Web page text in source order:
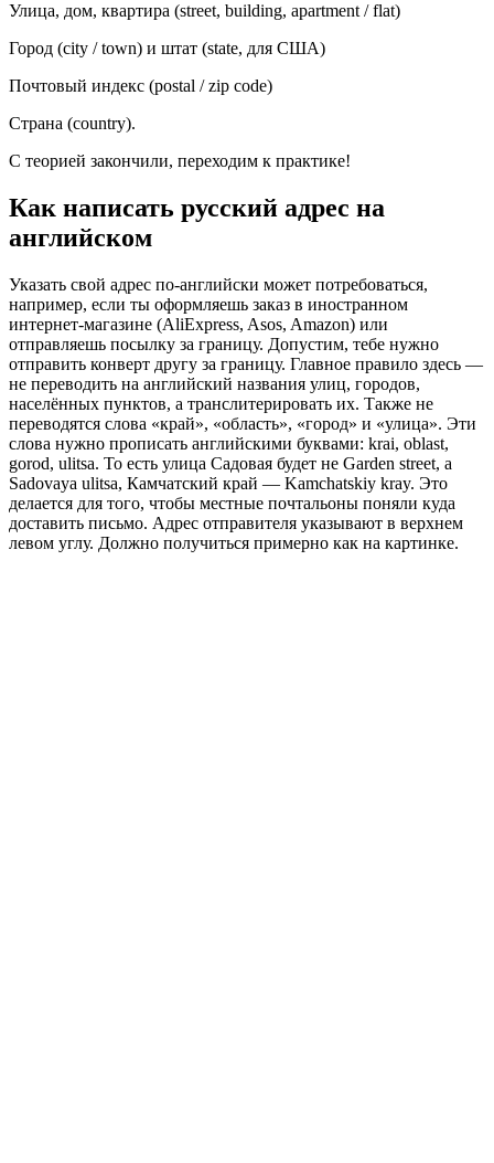
Улица, дом, квартира (street, building, apartment / flat)
Город (city / town) и штат (state, для США)
Почтовый индекс (postal / zip code)
Страна (country).
С теорией закончили, переходим к практике!
Как написать русский адрес на
английском
Указать свой адрес по-английски может потребоваться,
например, если ты оформляешь заказ в иностранном
интернет-магазине (AliExpress, Asos, Amazon) или
отправляешь посылку за границу. Допустим, тебе нужно
отправить конверт другу за границу. Главное правило здесь —
не переводить на английский названия улиц, городов,
населённых пунктов, а транслитерировать их. Также не
переводятся слова «край», «область», «город» и «улица». Эти
слова нужно прописать английскими буквами: krai, oblast,
gorod, ulitsa. То есть улица Садовая будет не Garden street, а
Sadovaya ulitsa, Камчатский край — Kamchatskiy kray. Это
делается для того, чтобы местные почтальоны поняли куда
доставить письмо. Адрес отправителя указывают в верхнем
левом углу. Должно получиться примерно как на картинке.